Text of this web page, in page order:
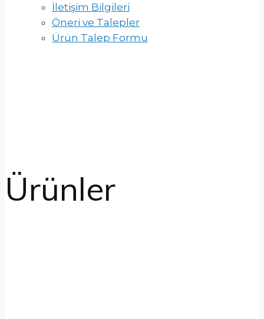
İletişim Bilgileri
Öneri ve Talepler
Ürün Talep Formu
Ürünler